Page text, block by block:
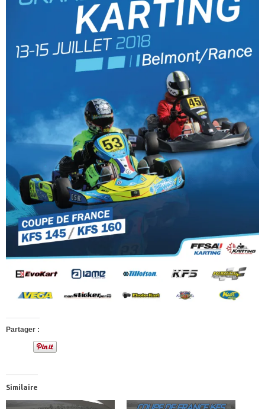
Partager :
Similaire